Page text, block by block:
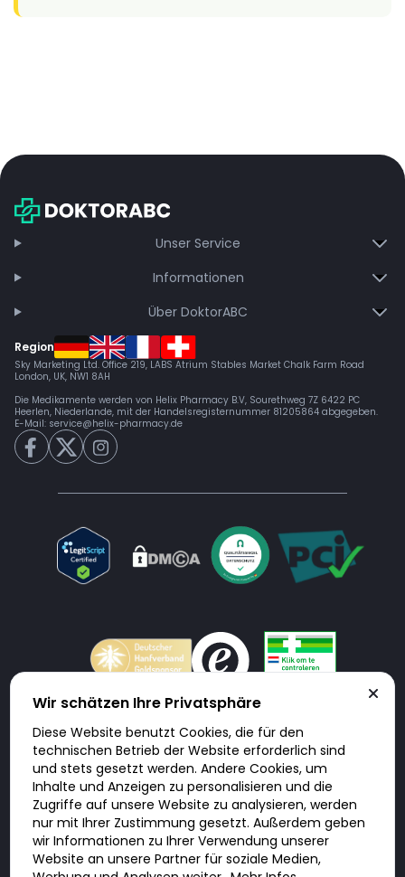
Unser Service
Informationen
Über DoktorABC
Region
Sky Marketing Ltd. Office 219, LABS Atrium Stables Market Chalk Farm Road
London, UK, NW1 8AH
Die Medikamente werden von Helix Pharmacy B.V, Sourethweg 7Z 6422 PC
Heerlen, Niederlande, mit der Handelsregisternummer 81205864 abgegeben.
E-Mail: service@helix-pharmacy.de
Doktorabc.com ist eine Vermittlungsplattform. Doktorabc ist ausdrücklich
keine Internetapotheke. Doktorabc bietet keine Medikamente oder
sonstige Produkte an oder liefert diese. Jegliche Informationen zu
Produkten, Medikamenten und Preisen auf der Internetseite beinhalten
kein Angebot von Doktorabc an Sie. Für die Einhaltung der in Ihrem Land
geltenden Gesetze und sonstigen Rechtsvorschriften sind Sie als Nutzer
selbst verantwortlich. Die Nutzung unseres Services auf Doktorabc durch
Sie erfolgt auf eigenes Risiko und in eigener Verantwortung. Sie erklären,
diese Internetseite aus eigener Initiative zu besuchen und zu nutzen.
Wir schätzen Ihre Privatsphäre
Diese Website benutzt Cookies, die für den
technischen Betrieb der Website erforderlich sind
und stets gesetzt werden. Andere Cookies, um
Inhalte und Anzeigen zu personalisieren und die
Zugriffe auf unsere Website zu analysieren, werden
nur mit Ihrer Zustimmung gesetzt. Außerdem geben
wir Informationen zu Ihrer Verwendung unserer
Website an unsere Partner für soziale Medien,